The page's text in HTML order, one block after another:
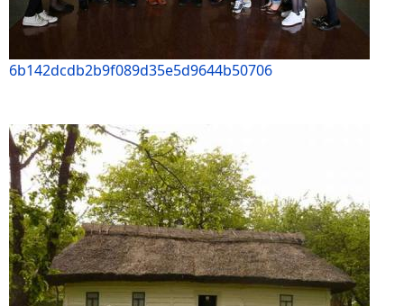
6b142dcdb2b9f089d35e5d9644b50706